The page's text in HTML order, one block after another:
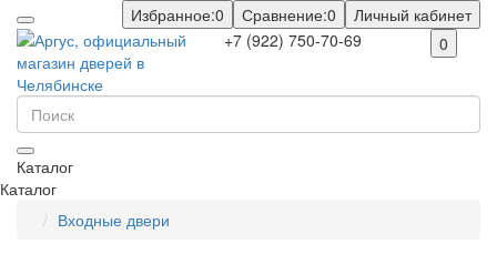
Личный кабинет
Сравнение:0
Избранное:0
+7 (922) 750-70-69
0
Каталог
Каталог
Входные двери